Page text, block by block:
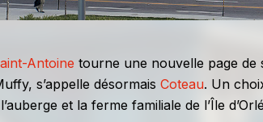
Antoine tourne une nouvelle page
s’appelle désormais Coteau. Un
et la ferme familiale de l’Île